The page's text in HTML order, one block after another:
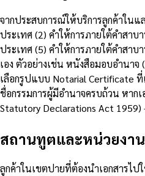
จากประสบการณ์ให้บริการลูกค้าใน
ประเทศ (2) คำให้การภายใต้คำสา
ประเทศ (5) คำให้การภายใต้คำสา
เอง ตัวอย่างเช่น หนังสือมอบอำนา
เลือกรูปแบบ Notarial Certificate
ชื่อกรรมการผู้มีอำนาจครบถ้วน หาก
Statutory Declarations Act
สถานทูตและหน่วยงา
ลูกค้าในเขตปายที่ต้องนำเอกสารไป